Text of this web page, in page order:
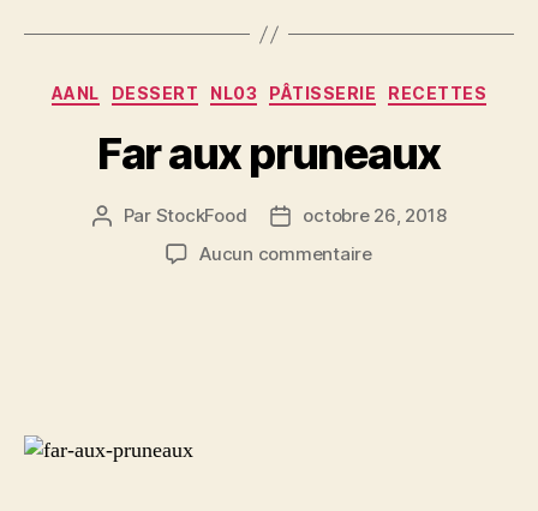
Catégories
AANL DESSERT NL03 PÂTISSERIE RECETTES
Far aux pruneaux
Auteur
Par StockFood
Dateoctobre 26, 2018
Aucun commentairesur